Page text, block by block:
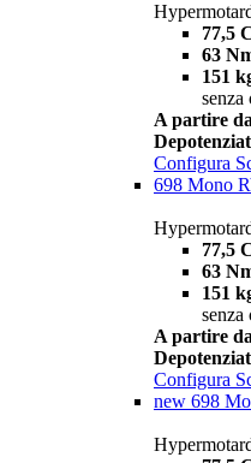
77,5
63
151
senza
A partire
Configura
698 Mono
77,5
63
151
senza
A partire
Configura
new 698